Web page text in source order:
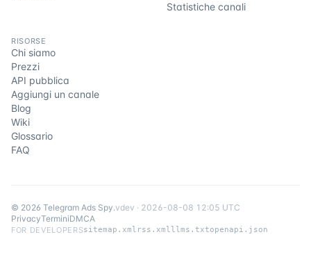
Statistiche canali
RISORSE
Chi siamo
Prezzi
API pubblica
Aggiungi un canale
Blog
Wiki
Glossario
FAQ
© 2026 Telegram Ads Spy.vdev · 2026-08-08 12:05 UTC
PrivacyTerminiDMCA
FOR DEVELOPERSsitemap.xml rss.xmlllms.txtopenapi.json